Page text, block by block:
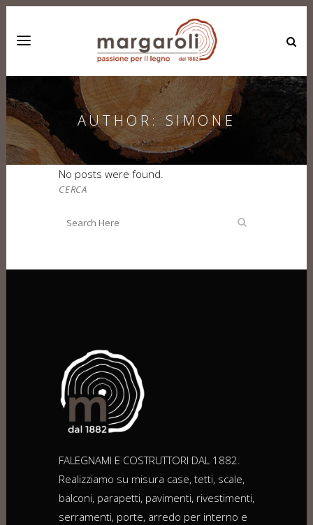
AUTHOR: SIMONE
No posts were found.
CERCA
FALEGNAMI E COSTRUTTORI DAL 1882.
Realizziamo su misura case, tetti, scale,
balconi, parapetti, pavimenti, rivestimenti,
serramenti, porte, arredo per interno e